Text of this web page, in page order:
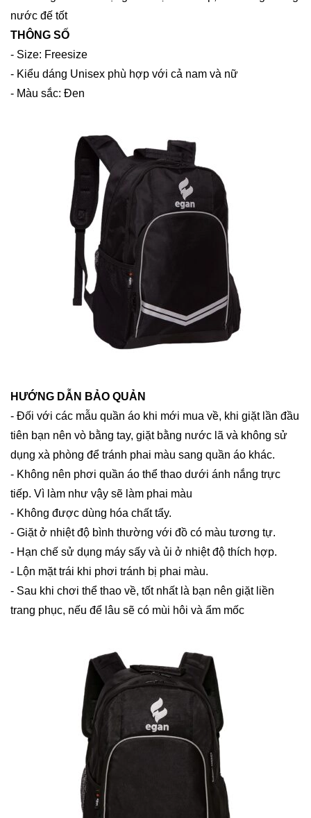
nước đế tốt
THÔNG SỐ
- Size: Freesize
- Kiểu dáng Unisex phù hợp với cả nam và nữ
- Màu sắc: Đen
HƯỚNG DẪN BẢO QUẢN
- Đối với các mẫu quần áo khi mới mua về, khi giặt lần đầu
tiên bạn nên vò bằng tay, giặt bằng nước lã và không sử
dụng xà phòng để tránh phai màu sang quần áo khác.
- Không nên phơi quần áo thể thao dưới ánh nắng trực
tiếp. Vì làm như vậy sẽ làm phai màu
- Không được dùng hóa chất tẩy.
- Giặt ở nhiệt độ bình thường với đồ có màu tương tự.
- Hạn chế sử dụng máy sấy và ủi ở nhiệt độ thích hợp.
- Lộn mặt trái khi phơi tránh bị phai màu.
- Sau khi chơi thể thao về, tốt nhất là bạn nên giặt liền
trang phục, nếu để lâu sẽ có mùi hôi và ẩm mốc